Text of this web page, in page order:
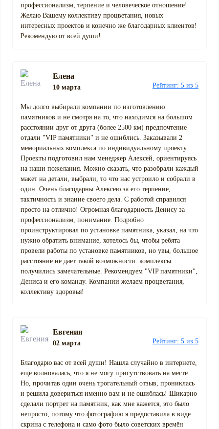
профессионализм, терпение и человеческое отношение!
Желаю Вашему коллективу процветания, новых
интересных проектов и конечно же благодарных клиентов!
Рекомендую от всей души!
Елена
10 марта Рейтинг: 5 из 5
Мы долго выбирали компании по изготовлению
памятников и не смотря на то, что находимся на большом
расстоянии друг от друга (более 2500 км) предпочтение
отдали "VIP памятники" и не ошиблись. Заказывали 2
мемориальных комплекса по индивидуальному проекту.
Проекты подготовил нам менеджер Алексей, ориентируясь
на наши пожелания. Можно сказать, что разобрали каждый
макет на детали, выбрали, то что нас устроило и собрали в
один. Очень благодарны Алексею за его терпение,
тактичность и знание своего дела. С работой справился
просто на отлично! Огромная благодарность Денису за
профессионализм, понимание. Подробно
проинструктировал по установке памятника, указал, на что
нужно обратить внимание, хотелось бы, чтобы ребята
провели работы по установке памятников, но увы, большое
расстояние не дает такой возможности. комплексы
получились замечательные. Рекомендуем "VIP памятники",
Дениса и его команду. Компании желаем процветания,
коллективу здоровья!
Евгения
02 марта Рейтинг: 5 из 5
Благодарю вас от всей души! Нашла случайно в интернете,
ещё волновалась, что я не могу присутствовать на месте.
Но, прочитав один очень трогательный отзыв, прониклась
и решила довериться именно вам и не ошиблась! Шикарно
сделали портрет на памятник, как мне кажется, это было
непросто, потому что фотографию я предоставила в виде
скрина с телефона и само фото было советских времён